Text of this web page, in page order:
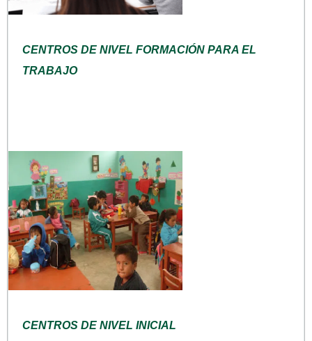
CENTROS DE NIVEL FORMACIÓN PARA EL
TRABAJO
CENTROS DE NIVEL INICIAL